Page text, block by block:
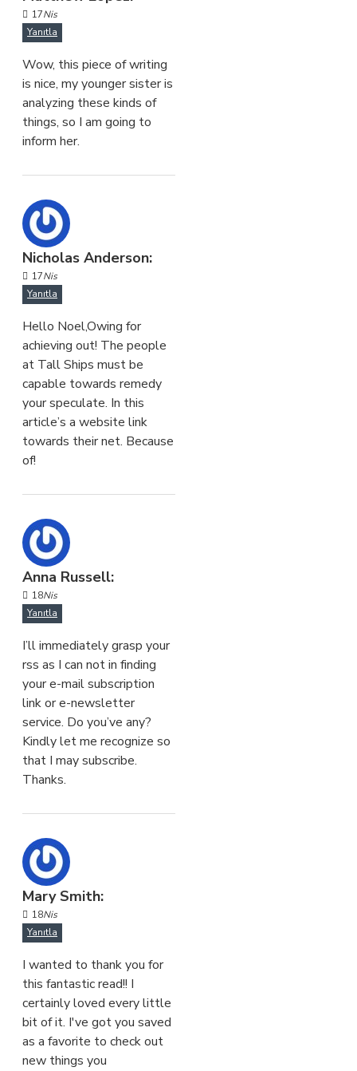
17Nis
Yanıtla
Wow, this piece of writing
is nice, my younger sister is
analyzing these kinds of
things, so I am going to
inform her.
Nicholas Anderson:
17Nis
Yanıtla
Hello Noel,Owing for
achieving out! The people
at Tall Ships must be
capable towards remedy
your speculate. In this
article’s a website link
towards their net. Because
of!
Anna Russell:
18Nis
Yanıtla
I’ll immediately grasp your
rss as I can not in finding
your e-mail subscription
link or e-newsletter
service. Do you’ve any?
Kindly let me recognize so
that I may subscribe.
Thanks.
Mary Smith:
18Nis
Yanıtla
I wanted to thank you for
this fantastic read!! I
certainly loved every little
bit of it. I've got you saved
as a favorite to check out
new things you